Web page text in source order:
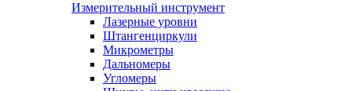
Измерительный инструмент
Лазерные уровни
Штангенциркули
Микрометры
Дальномеры
Угломеры